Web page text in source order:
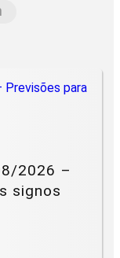
2026 –
signos